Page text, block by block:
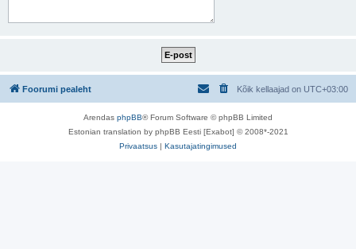
Foorumi pealeht Kõik kellaajad on UTC+03:00
Arendas phpBB® Forum Software © phpBB Limited
Estonian translation by phpBB Eesti [Exabot] © 2008*-2021
Privaatsus | Kasutajatingimused